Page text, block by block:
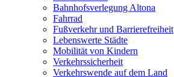
Bahnhofsverlegung Altona
Fahrrad
Fußverkehr und Barrierefreiheit
Lebenswerte Städte
Mobilität von Kindern
Verkehrssicherheit
Verkehrswende auf dem Land